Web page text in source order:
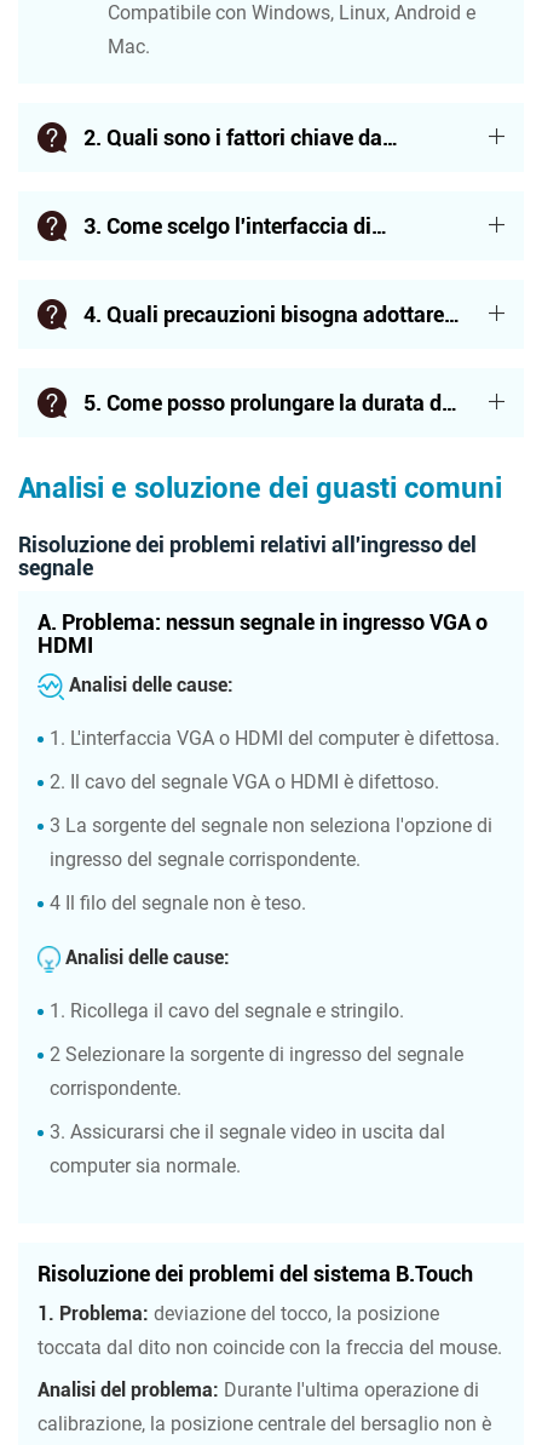
Compatibile con Windows, Linux, Android e
Mac.
2. Quali sono i fattori chiave da
Mac.
3. Come scelgo l'interfaccia di
Mac.
4. Quali precauzioni bisogna adottare
Mac.
5. Come posso prolungare la durata del
Mac.
Analisi e soluzione dei guasti comuni
Risoluzione dei problemi relativi all'ingresso del
segnale
A. Problema: nessun segnale in ingresso VGA o
HDMI
Analisi delle cause:
1. L'interfaccia VGA o HDMI del computer è difettosa.
2. Il cavo del segnale VGA o HDMI è difettoso.
3 La sorgente del segnale non seleziona l'opzione di
ingresso del segnale corrispondente.
4 Il filo del segnale non è teso.
Analisi delle cause:
1. Ricollega il cavo del segnale e stringilo.
2 Selezionare la sorgente di ingresso del segnale
corrispondente.
3. Assicurarsi che il segnale video in uscita dal
computer sia normale.
Risoluzione dei problemi del sistema B.Touch
1. Problema: deviazione del tocco, la posizione
toccata dal dito non coincide con la freccia del mouse.
Analisi del problema: Durante l'ultima operazione di
calibrazione, la posizione centrale del bersaglio non è